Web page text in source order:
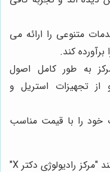
متنوعی را ارائه می
کند.
به طور کامل اصول
تجهیزات استریل و
خود را با قیمت مناسب
در حالی که برخی از مراکز رادیولوژی مانند "مرکز رادیولوژی دکتر X"